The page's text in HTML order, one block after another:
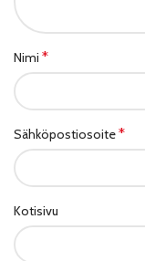
Nimi *
Sähköpostiosoite*
Kotisivu